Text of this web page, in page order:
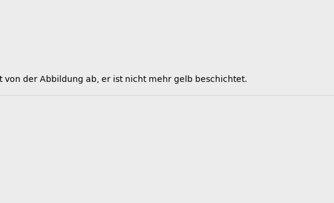
der Abbildung ab, er ist nicht mehr gelb beschichtet.